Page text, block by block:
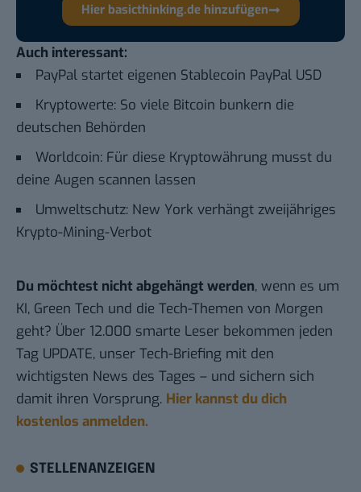
Hier basicthinking.de hinzufügen
Auch interessant:
PayPal startet eigenen Stablecoin PayPal USD
Kryptowerte: So viele Bitcoin bunkern die
deutschen Behörden
Worldcoin: Für diese Kryptowährung musst du
deine Augen scannen lassen
Umweltschutz: New York verhängt zweijähriges
Krypto-Mining-Verbot
Du möchtest nicht abgehängt werden, wenn es um
KI, Green Tech und die Tech-Themen von Morgen
geht? Über 12.000 smarte Leser bekommen jeden
Tag UPDATE, unser Tech-Briefing mit den
wichtigsten News des Tages – und sichern sich
damit ihren Vorsprung. Hier kannst du dich
kostenlos anmelden.
STELLENANZEIGEN